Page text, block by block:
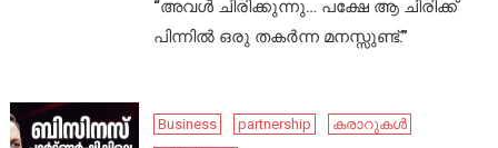
“അവൾ ചിരിക്കുന്നു… പക്ഷേ ആ ചിരിക്ക്
പിന്നിൽ ഒരു തകർന്ന മനസ്സുണ്ട്.”
Business partnership
കരാറുകൾ